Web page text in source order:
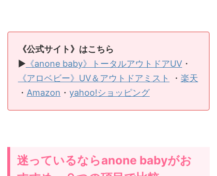
《公式サイト》はこちら
▶ 《anone baby》トータルアウトドアUV ・
《アロベビー》UV＆アウトドアミスト
・ 楽天
・ Amazon ・ yahoo!ショッピング
迷っているならanone babyがお